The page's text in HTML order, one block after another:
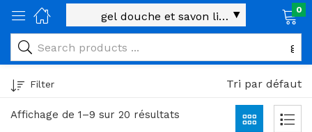
0
Affichage de 1–9 sur 20 résultats
Filter Tri par défaut